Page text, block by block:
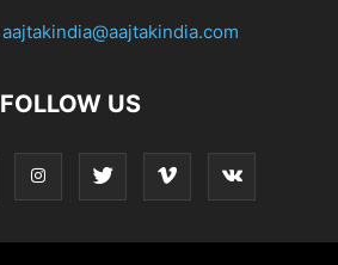
aajtakindia@aajtakindia.com
FOLLOW US